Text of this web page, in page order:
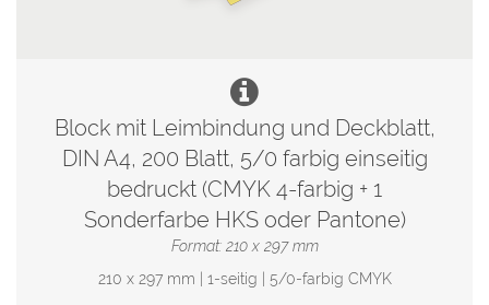
Block mit Leimbindung und Deckblatt,
DIN A4, 200 Blatt, 5/0 farbig einseitig
bedruckt (CMYK 4-farbig + 1
Sonderfarbe HKS oder Pantone)
Format: 210 x 297 mm
210 x 297 mm | 1-seitig | 5/0-farbig CMYK